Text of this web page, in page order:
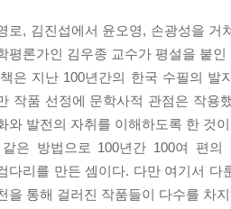
로, 김진섭에서 윤오영, 손광성을
평론가인 김우종 교수가 평설을 붙
은 지난 100년간의 한국 수필의 발
작품 선정에 문학사적 관점은 작용
와 발전의 자취를 이해하도록 한 것
은 방법으로 100년간 100여 편
다리를 만든 셈이다. 다만 여기서
을 통해 걸러진 작품들이 다수를 차